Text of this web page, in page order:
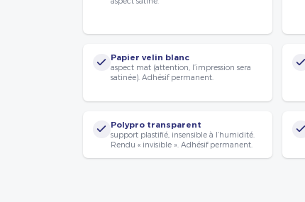
Papier velin blanc
aspect mat (attention, l’impression sera
satinée). Adhésif permanent.
Polypro transparent
support plastifié, insensible à l’humidité.
Rendu « invisible ». Adhésif permanent.